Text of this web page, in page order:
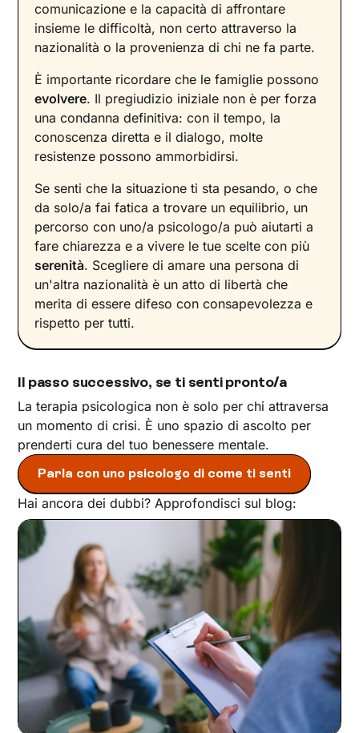
comunicazione e la capacità di affrontare
insieme le difficoltà, non certo attraverso la
nazionalità o la provenienza di chi ne fa parte.
È importante ricordare che le famiglie possono
evolvere. Il pregiudizio iniziale non è per forza
una condanna definitiva: con il tempo, la
conoscenza diretta e il dialogo, molte
resistenze possono ammorbidirsi.
Se senti che la situazione ti sta pesando, o che
da solo/a fai fatica a trovare un equilibrio, un
percorso con uno/a psicologo/a può aiutarti a
fare chiarezza e a vivere le tue scelte con più
serenità. Scegliere di amare una persona di
un'altra nazionalità è un atto di libertà che
merita di essere difeso con consapevolezza e
rispetto per tutti.
Il passo successivo, se ti senti pronto/a
La terapia psicologica non è solo per chi attraversa
un momento di crisi. È uno spazio di ascolto per
prenderti cura del tuo benessere mentale.
Parla con uno psicologo di come ti senti
Hai ancora dei dubbi? Approfondisci sul blog: